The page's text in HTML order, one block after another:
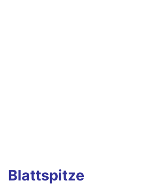
Blattspitze